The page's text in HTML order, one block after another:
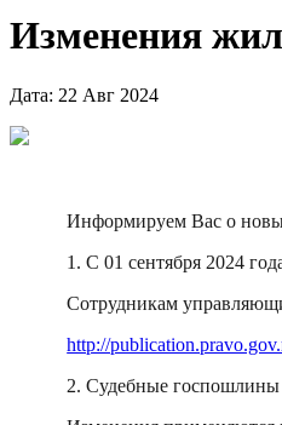
Изменения
Дата: 22 Авг 2024
Информируем Вас о
1. С 01 сентября 2024
Сотрудникам
http://
2. Судебные госпошлины